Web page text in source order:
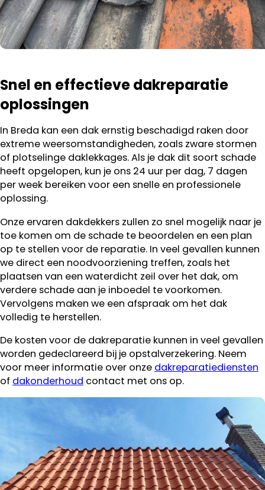
Snel en effectieve dakreparatie
oplossingen
In Breda kan een dak ernstig beschadigd raken door
extreme weersomstandigheden, zoals zware stormen
of plotselinge daklekkages. Als je dak dit soort schade
heeft opgelopen, kun je ons 24 uur per dag, 7 dagen
per week bereiken voor een snelle en professionele
oplossing.
Onze ervaren dakdekkers zullen zo snel mogelijk naar je
toe komen om de schade te beoordelen en een plan
op te stellen voor de reparatie. In veel gevallen kunnen
we direct een noodvoorziening treffen, zoals het
plaatsen van een waterdicht zeil over het dak, om
verdere schade aan je inboedel te voorkomen.
Vervolgens maken we een afspraak om het dak
volledig te herstellen.
De kosten voor de dakreparatie kunnen in veel gevallen
worden gedeclareerd bij je opstalverzekering. Neem
voor meer informatie over onze dakreparatiediensten
of dakonderhoud contact met ons op.